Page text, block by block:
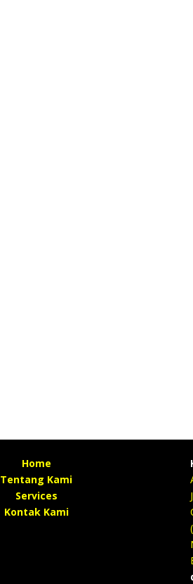
Home
Tentang Kami
Services
Kontak Kami